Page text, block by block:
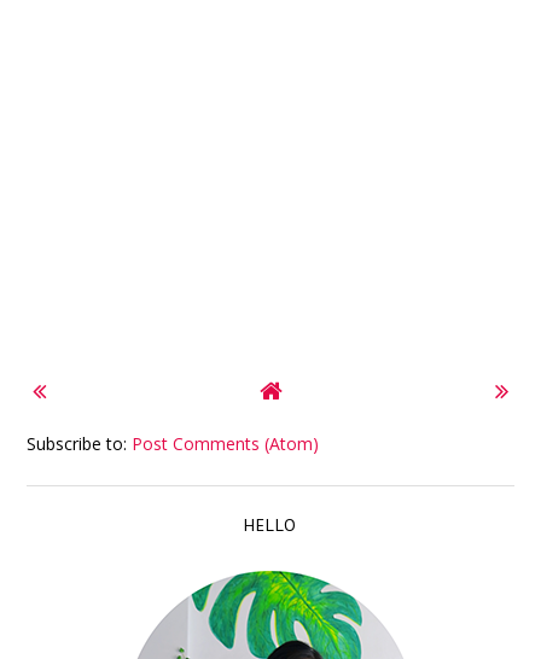
Subscribe to: Post Comments (Atom)
HELLO